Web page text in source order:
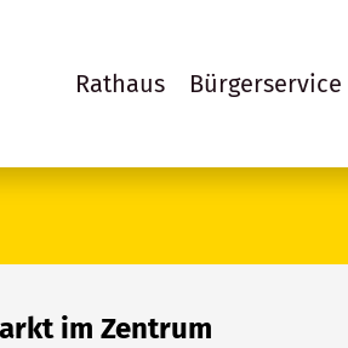
Rathaus Bürgerservice
im Zentrum